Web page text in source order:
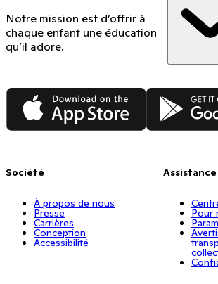
Notre mission est d’offrir à
chaque enfant une éducation
qu’il adore.
App Store Google Play
Société
À propos de nous
Presse
Carrières
Conception
Accessibilité
Assistance
Pour